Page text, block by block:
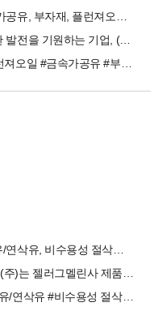
귀사의 무궁한 발전을 기원하는 기업, (주)하나노 입니다.
#수용성 절삭유/연삭유 #비수용성 절삭유/연삭유 #딥 드로잉유 #와이어 드로잉유 #그리스 #방청유 #산업용 윤활유 #압출 및 냉간단조유 #섬유용 윤활융 #산업용 이형제